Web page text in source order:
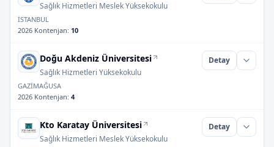
Sağlık Hizmetleri Meslek Yüksekokulu
İSTANBUL
2026 Kontenjan: 10
Doğu Akdeniz Üniversitesi
Sağlık Hizmetleri Yüksekokulu
Detay
GAZİMAĞUSA
2026 Kontenjan: 4
Kto Karatay Üniversitesi
Sağlık Hizmetleri Meslek Yüksekokulu
Detay